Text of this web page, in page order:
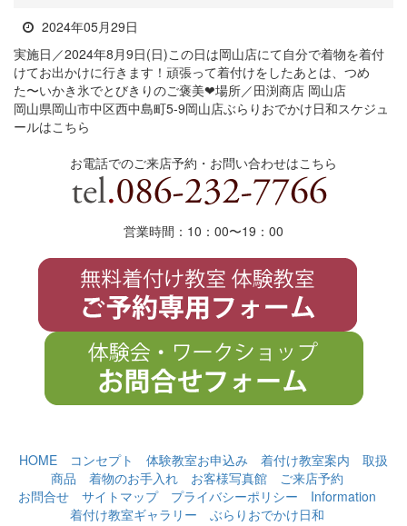
2024年05月29日
実施日／2024年8月9日(日)この日は岡山店にて自分で着物を着付
けてお出かけに行きます！頑張って着付けをしたあとは、つめ
た〜いかき氷でとびきりのご褒美❤︎場所／田渕商店 岡山店
岡山県岡山市中区西中島町5-9岡山店ぶらりおでかけ日和スケジュ
ールはこちら
お電話でのご来店予約・お問い合わせはこちら
営業時間：10：00〜19 ： 00
HOME コンセプト 体験教室お申込み 着付け教室案内
取扱
商品
着物のお手入れ お客様写真館
ご来店予約
お問合せ
サイトマップ プライバシーポリシー
Information
着付け教室ギャラリー
ぶらりおでかけ日和